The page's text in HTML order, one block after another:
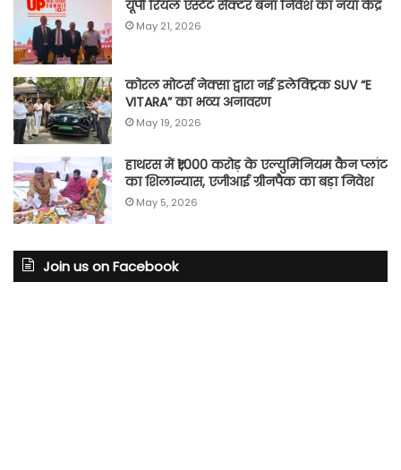
यूपी रियल एस्टेट सेक्टर बना निवेश का नया केंद्र
May 21, 2026
कोरल मोटर्स नेक्सा द्वारा नई इलेक्ट्रिक SUV “E
VITARA” का भव्य अनावरण
May 19, 2026
हाथरस में ₹1,000 करोड़ के एल्युमिनियम कैन प्लांट
का शिलान्यास, एजीआई ग्रीनपैक का बड़ा निवेश
May 5, 2026
Join us on Facebook